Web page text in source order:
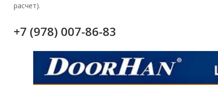
расчет).
+7 (978) 007-86-83